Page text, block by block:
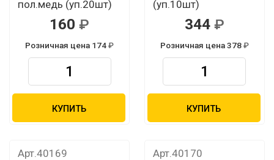
пол.медь (уп.20шт)
160
Розничная цена 174
КУПИТЬ
(уп.10шт)
344
Розничная цена 378
КУПИТЬ
Арт.40169 Арт.40170